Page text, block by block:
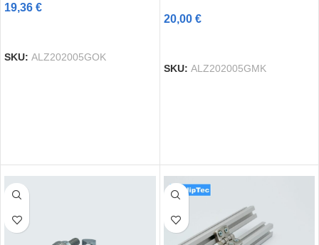
19,36 €
SKU: ALZ202005GOK
20,00 €
SKU: ALZ202005GMK